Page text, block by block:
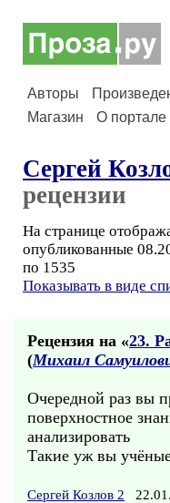
Авторы
Магазин
О портале
Сергей
рецензии
На странице
опубликованные
по 1535
Показывать в виде
Рецензия на «23.
(Михаил
Очередной раз вы
поверхностное
анализировать
Такие уж вы
Сергей Козлов 2